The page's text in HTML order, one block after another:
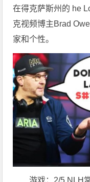
在得克萨斯州的 he
克视频博主Brad
家和个性。